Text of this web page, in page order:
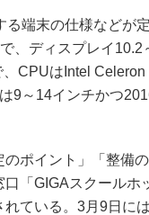
端末の仕様などが
、ディスプレイ10.2
CPUはIntel Celeron
9～14インチかつ
ポイント」「整備
「GIGAスクールホ
ている。3月9日に